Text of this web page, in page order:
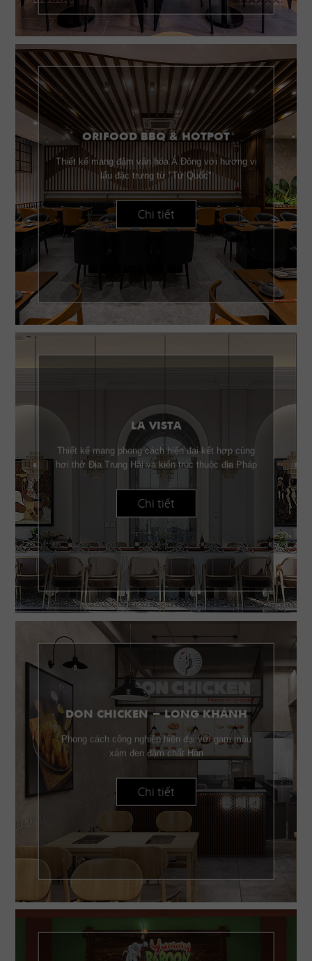
ORIFOOD BBQ & HOTPOT
Thiết kế mang đậm văn hóa Á Đông với hương vị
lẩu đặc trưng từ "Tứ Quốc"
Chi tiết
LA VISTA
Thiết kế mang phong cách hiện đại kết hợp cùng
hơi thở Địa Trung Hải và kiến trúc thuộc địa Pháp
Chi tiết
DON CHICKEN - LONG KHÁNH
Phong cách công nghiệp hiện đại với gam màu
xám đen đậm chất Hàn
Chi tiết